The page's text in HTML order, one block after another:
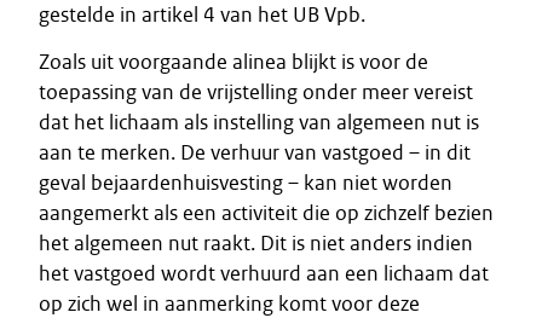
gestelde in artikel 4 van het UB Vpb.
Zoals uit voorgaande alinea blijkt is voor de
toepassing van de vrijstelling onder meer vereist
dat het lichaam als instelling van algemeen nut is
aan te merken. De verhuur van vastgoed – in dit
geval bejaardenhuisvesting – kan niet worden
aangemerkt als een activiteit die op zichzelf bezien
het algemeen nut raakt. Dit is niet anders indien
het vastgoed wordt verhuurd aan een lichaam dat
op zich wel in aanmerking komt voor deze